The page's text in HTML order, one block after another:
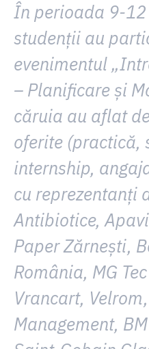
În perioada 9-
studenții au
evenimentul
– Planificare și
căruia au aflat
oferite (practică,
internship,
cu reprezentanți
Antibiotice,
Paper Zărnești,
România, MG
Vrancart,
Management,